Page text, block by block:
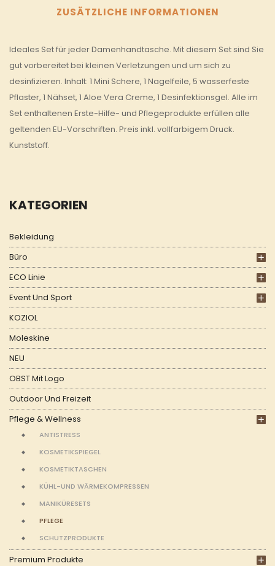
KATEGORIEN
Bekleidung
Büro
ECO Linie
Event Und Sport
KOZIOL
Moleskine
NEU
OBST Mit Logo
Outdoor Und Freizeit
Pflege & Wellness
ANTISTRESS
KOSMETIKSPIEGEL
KOSMETIKTASCHEN
KÜHL-UND WÄRMEKOMPRESSEN
MANIKÜRESETS
PFLEGE
SCHUTZPRODUKTE
Premium Produkte
ZUSÄTZLICHE INFORMATIONEN
Ideales Set für jeder Damenhandtasche. Mit diesem Set sind Sie
gut vorbereitet bei kleinen Verletzungen und um sich zu
desinfizieren. Inhalt: 1 Mini Schere, 1 Nagelfeile, 5 wasserfeste
Pflaster, 1 Nähset, 1 Aloe Vera Creme, 1 Desinfektionsgel. Alle im
Set enthaltenen Erste-Hilfe- und Pflegeprodukte erfüllen alle
geltenden EU-Vorschriften. Preis inkl. vollfarbigem Druck.
Kunststoff.